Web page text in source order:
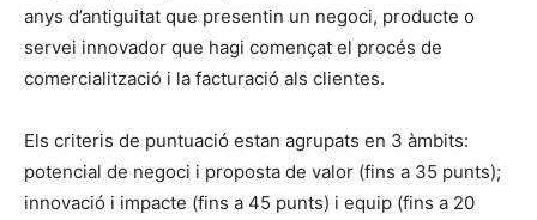
anys d’antiguitat que presentin un negoci, producte o
servei innovador que hagi començat el procés de
comercialització i la facturació als clientes.
Els criteris de puntuació estan agrupats en 3 àmbits:
potencial de negoci i proposta de valor (fins a 35 punts);
innovació i impacte (fins a 45 punts) i equip (fins a 20